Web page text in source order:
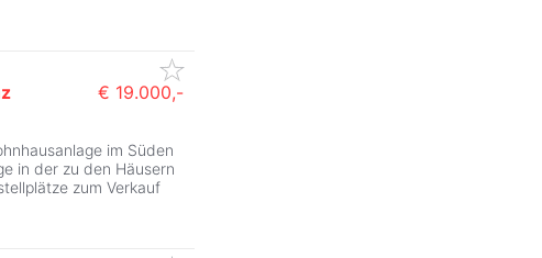
€ 19.000,-
im Süden
in der zu den Häusern
zum Verkauf